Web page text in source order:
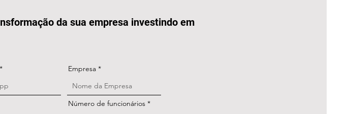
da sua empresa investindo em
Empresa
Número de funcionários